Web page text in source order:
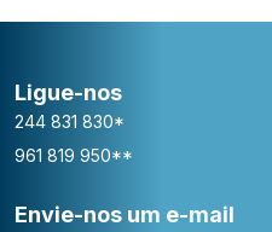
Ligue-nos
244 831 830*
961 819 950**
Envie-nos um e-mail